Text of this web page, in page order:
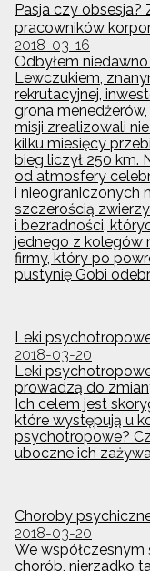
Pasja czy
pracowników
2018-03-16
Odbyłem
Lewczukiem,
rekrutacyjnej,
grona
misji zrealizowali
kilku miesięcy
bieg liczył 250 km.
od atmosfery
i nieograniczonych
szczerością
i bezradności,
jednego z kolegów
firmy, który po
pustynię Gobi
Leki
2018-03-20
Leki
prowadzą do
Ich celem jest
które występują u
psychotropowe?
uboczne ich
Choroby
2018-03-20
We
chorób, nierzadko